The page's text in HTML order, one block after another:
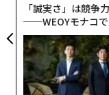
「誠実さ」は競争
──WEOYモナコで
ら寿司の経営哲学